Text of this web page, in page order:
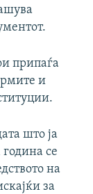
припаѓа
и
што ја
година се
на
за